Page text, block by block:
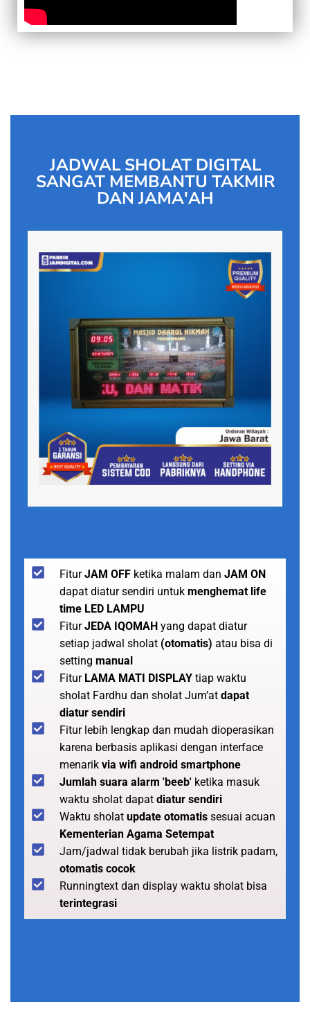
JADWAL SHOLAT DIGITAL
SANGAT MEMBANTU TAKMIR
DAN JAMA'AH
FiturJAM OFF ketika malam dan JAM ON
dapat diatur sendiri untuk menghemat life
time LED LAMPU
FiturJEDA IQOMAH yang dapat diatur
setiap jadwal sholat (otomatis) atau bisa di
setting manual
Fitur LAMA MATI DISPLAY tiap waktu
sholat Fardhu dan sholat Jum’at dapat
diatur sendiri
Fitur lebih lengkap dan mudah dioperasikan
karena berbasis aplikasi dengan interface
menarik via wifi android smartphone
Jumlah suara alarm 'beeb' ketika masuk
waktu sholat dapat diatur sendiri
Waktu sholat update otomatis sesuai acuan
Kementerian Agama Setempat
Jam/jadwal tidak berubah jika listrik padam,
otomatis cocok
Runningtext dan display waktu sholat bisa
terintegrasi